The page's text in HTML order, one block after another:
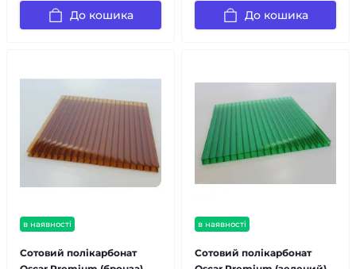
До кошика До кошика
в наявності
Сотовий полікарбонат
в наявності
Сотовий полікарбонат